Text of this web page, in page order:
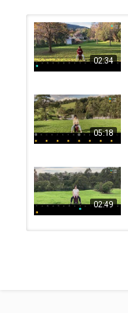
02:34
05:18
02:49